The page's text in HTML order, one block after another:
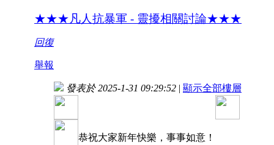
★★★凡人抗暴軍 - 靈擾相關討論★★★
回復
舉報
發表於 2025-1-31 09:29:52 | 顯示全部樓層
恭祝大家新年快樂，事事如意！